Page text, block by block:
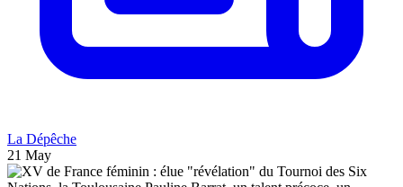
La Dépêche
21 May